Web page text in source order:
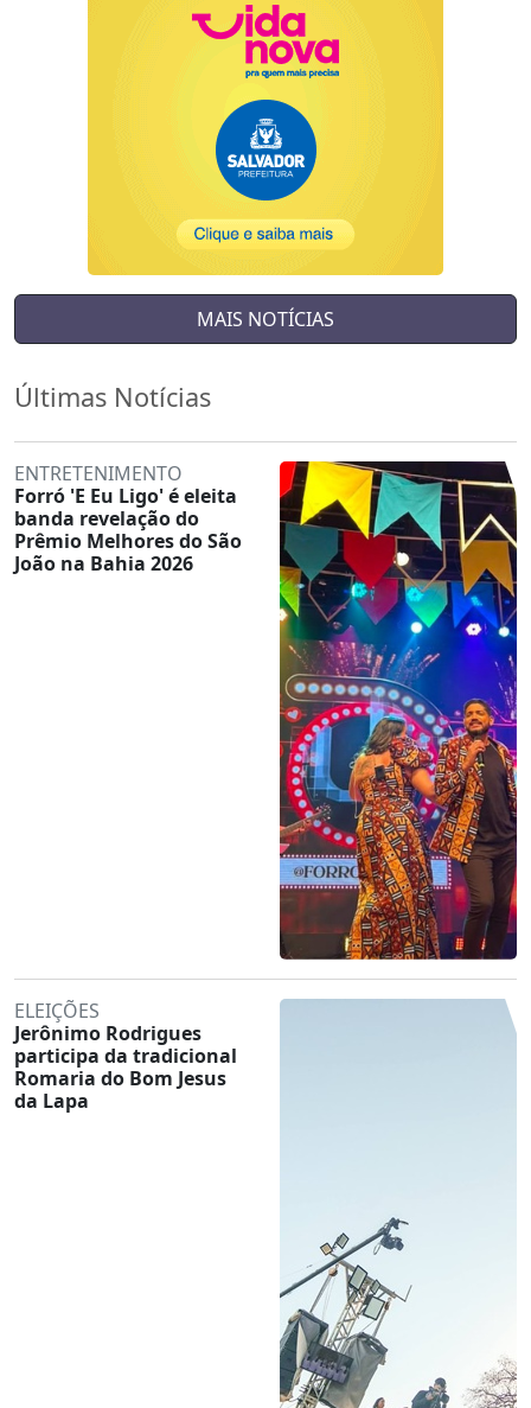
MAIS NOTÍCIAS
Últimas Notícias
ENTRETENIMENTO
Forró 'E Eu Ligo' é eleita
banda revelação do
Prêmio Melhores do São
João na Bahia 2026
ELEIÇÕES
Jerônimo Rodrigues
participa da tradicional
Romaria do Bom Jesus
da Lapa